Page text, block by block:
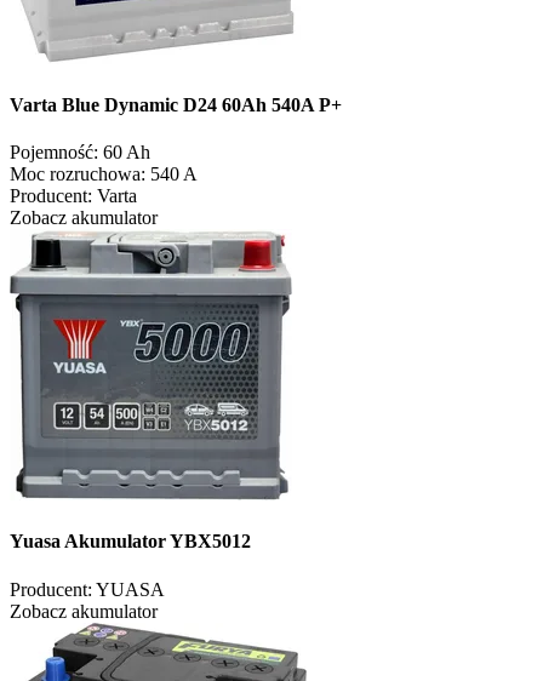
Varta Blue Dynamic D24 60Ah 540A P+
Pojemność: 60 Ah
Moc rozruchowa: 540 A
Producent: Varta
Zobacz akumulator
Yuasa Akumulator YBX5012
Producent: YUASA
Zobacz akumulator